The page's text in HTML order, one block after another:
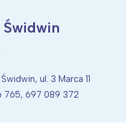
Świdwin
ul. 3 Marca 11
765, 697 089 372